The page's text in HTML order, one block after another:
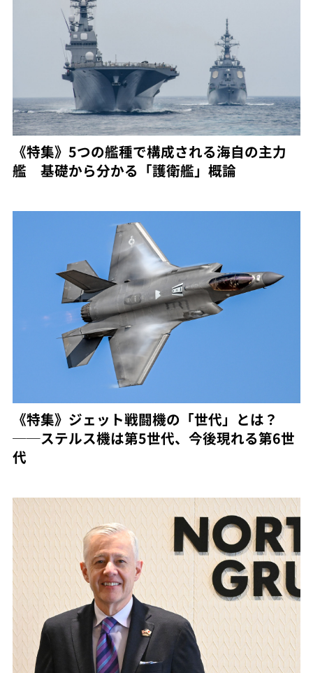
《特集》5つの艦種で構成される海自の主力
艦 基礎から分かる「護衛艦」概論
《特集》ジェット戦闘機の「世代」とは？
──ステルス機は第5世代、今後現れる第6世
代